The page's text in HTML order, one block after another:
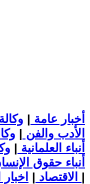
أخبار عامة |
الأدب والفن |
أنباء العلمانية |
أنباء حقوق
الاقتصاد | |